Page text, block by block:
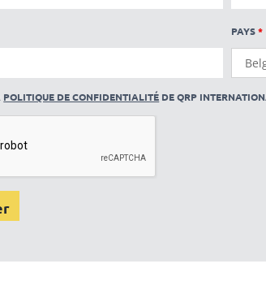
PAYS*
POLITIQUE DE CONFIDENTIALITÉ DE QRP